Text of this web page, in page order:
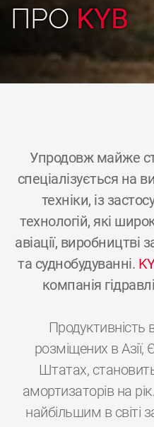
ПРО KYB
Упродовж майже
спеціалізується на
техніки, із
технологій, які
авіації, виробництві
та суднобудуванні.
компанія
Продуктивність
розміщених в Азії,
Штатах,
амортизаторів на
найбільшим в світі